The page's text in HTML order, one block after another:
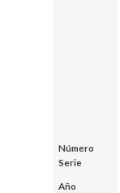
Número
Serie
Año